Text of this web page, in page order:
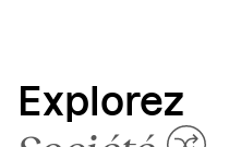
Explorez